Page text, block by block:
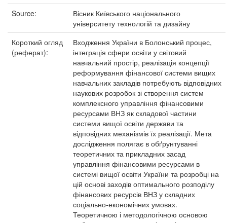
Source:
Вісник Київського національного
університету технологій та дизайну
Короткий огляд
(реферат):
Входження України в Болонський процес,
інтеграція сфери освіти у світовий
навчальний простір, реалізація концепції
реформування фінансової системи вищих
навчальних закладів потребують відповідних
наукових розробок зі створення систем
комплексного управління фінансовими
ресурсами ВНЗ як складової частини
системи вищої освіти держави та
відповідних механізмів їх реалізації. Мета
дослідження полягає в обґрунтуванні
теоретичних та прикладних засад
управління фінансовими ресурсами в
системі вищої освіти України та розробці на
цій основі заходів оптимального розподілу
фінансових ресурсів ВНЗ у складних
соціально-економічних умовах.
Теоретичною і методологічною основою